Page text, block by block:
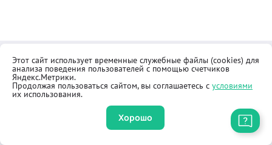
Контакты
Как купить
Общественная приёмная
Реквизиты
Оферта
Правила продажи товаров
Этот сайт использует временные служебные файлы (cookies) для
анализа поведения пользователей с помощью счетчиков
Яндекс.Метрики.
Продолжая пользоваться сайтом, вы соглашаетесь с условиями
их использования.
Хорошо